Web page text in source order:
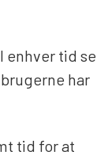
enhver tid se
har
tid for at